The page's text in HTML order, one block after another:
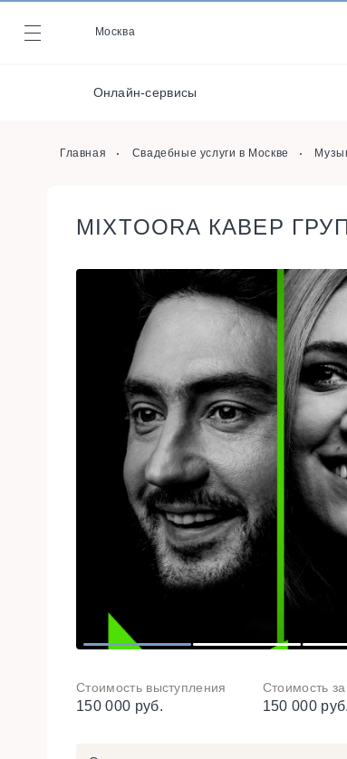
Москва
Онлайн-сервисы
Журнал
Онлайн-сервисы
Главная Свадебные услуги в Москве
MIXTOORA КАВЕР
1 2
Стоимость выступления
150 000 руб.
Стоимость
150 000